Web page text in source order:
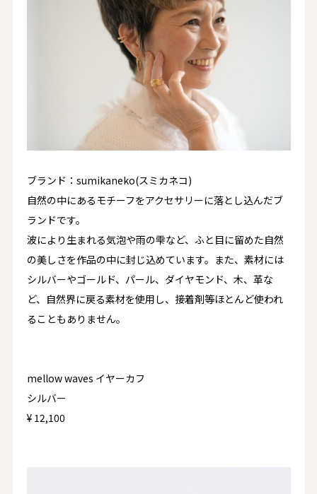
ブランド：sumikaneko(スミカネコ)
自然の中にあるモチーフをアクセサリーに落とし込んだブ
ランドです。
波により生まれる気泡や雨の雫など、ふと目に留めた自然
の美しさを作品の中に封じ込めています。また、素材には
シルバーやゴールド、パール、ダイヤモンド、木、革な
ど、自然界に戻る素材を使用し、接着剤等ほとんど使われ
ることもありません。
mellow waves イヤーカフ
シルバー
¥ 12,100